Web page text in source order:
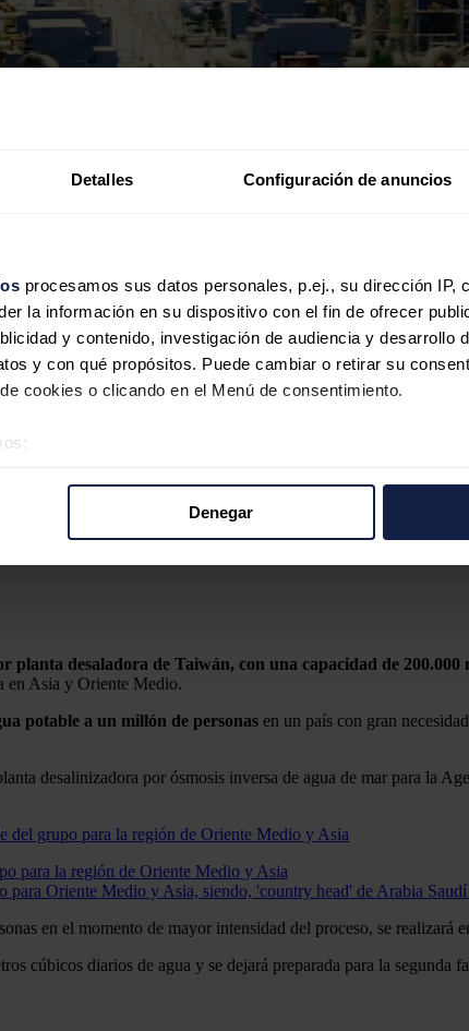
Detalles Configuración de anuncios
procesamos sus datos personales, p.ej., su dirección IP,
la información en su dispositivo con el fin de ofrecer
y contenido, investigación de audiencia y desarrollo
y con qué propósitos. Puede cambiar o retirar su
cookies o clicando en el Menú de consentimiento.
web, quienes pueden combinarla con otra información
uso que haya hecho de sus servicios.
Denegar
planta desaladora de Taiwán, con una capacidad de 200.000
en Asia y Oriente Medio.
potable a un millón de personas en un país con gran
desalinizadora por ósmosis inversa de agua de mar para la
para la región de Oriente Medio y Asia
para Oriente Medio y Asia, siendo, 'country head' de Arabia
en el momento de mayor intensidad del proceso, se realizará
cúbicos diarios de agua y se dejará preparada para la segunda